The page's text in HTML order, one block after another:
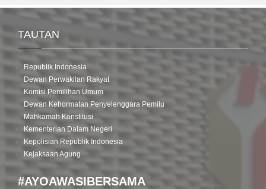
TAUTAN
Republik Indonesia
Dewan Perwakilan Rakyat
Komisi Pemilihan Umum
Dewan Kehormatan Penyelenggara Pemilu
Mahkamah Konstitusi
Kementerian Dalam Negeri
Kepolisian Republik Indonesia
Kejaksaan Agung
#AYOAWASIBERSAMA